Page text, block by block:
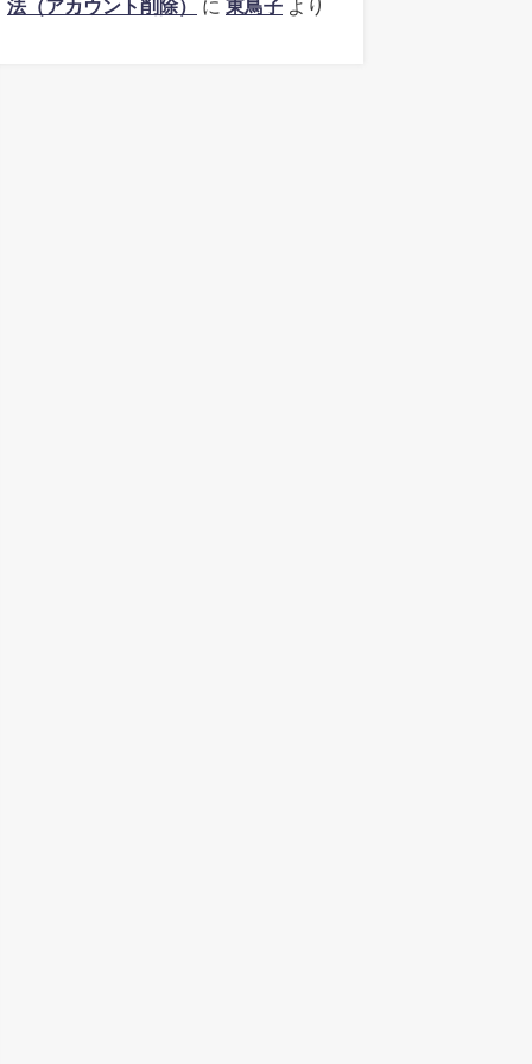
法（アカウント削除） に 東鳥子 より